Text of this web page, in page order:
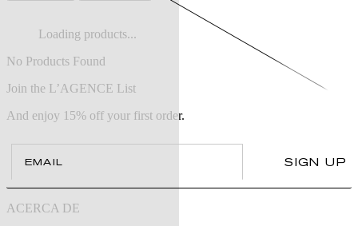
Loading products...
No Products Found
Join the L’AGENCE List
And enjoy 15% off your first order.
SIGN UP
ACERCA DE